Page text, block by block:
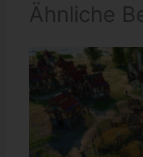
Ähnliche